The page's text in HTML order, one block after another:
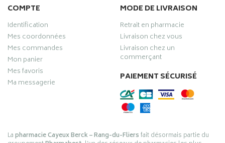
COMPTE
Identification
Mes coordonnées
Mes commandes
Mon panier
Mes favoris
Ma messagerie
MODE DE LIVRAISON
Retrait en pharmacie
Livraison chez vous
Livraison chez un
commerçant
PAIEMENT SÉCURISÉ
Lapharmacie Cayeux Berck – Rang-du-Fliersfait désormais partie du